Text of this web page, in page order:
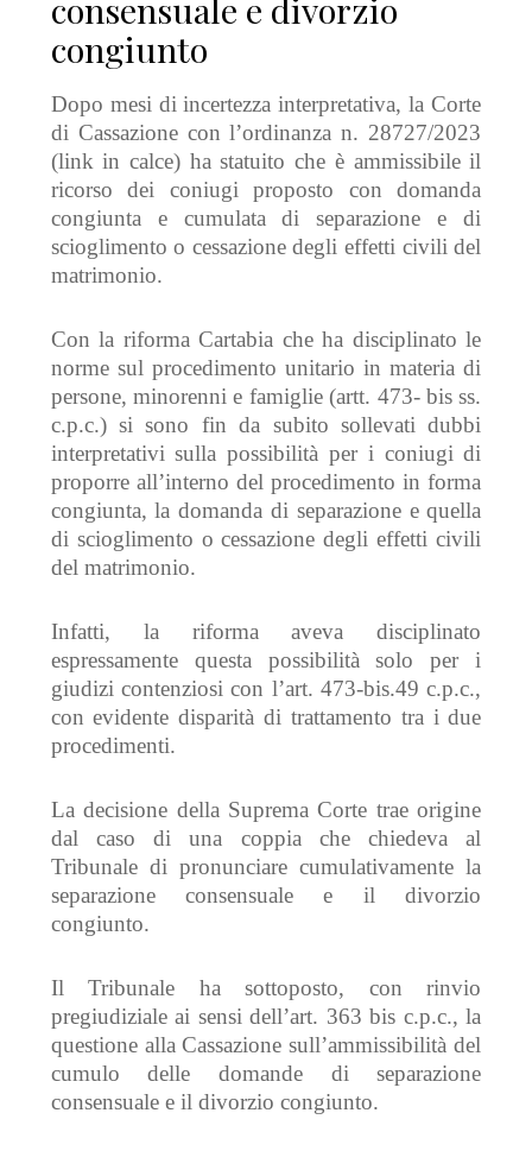
consensuale e divorzio
congiunto
Dopo mesi di incertezza interpretativa, la Corte
di Cassazione con l’ordinanza n. 28727/2023
(link in calce) ha statuito che è ammissibile il
ricorso dei coniugi proposto con domanda
congiunta e cumulata di separazione e di
scioglimento o cessazione degli effetti civili del
matrimonio.
Con la riforma Cartabia che ha disciplinato le
norme sul procedimento unitario in materia di
persone, minorenni e famiglie (artt. 473- bis ss.
c.p.c.) si sono fin da subito sollevati dubbi
interpretativi sulla possibilità per i coniugi di
proporre all’interno del procedimento in forma
congiunta, la domanda di separazione equella
di scioglimento o cessazione degli effetti civili
del matrimonio.
Infatti, la riformaaveva disciplinato
espressamente questa possibilità solo per i
giudizi contenziosi con l’art. 473-bis.49c.p.c.,
con evidente disparità di trattamento tra i due
procedimenti.
La decisione della Suprema Corte trae origine
dal casodi una coppia chechiedeva al
Tribunale di pronunciarecumulativamente la
separazione consensuale e il divorzio
congiunto.
Il Tribunale ha sottoposto, con rinvio
pregiudizialeai sensi dell’art. 363bis c.p.c., la
questione alla Cassazionesull’ammissibilità del
cumulo delle domande di separazione
consensuale e il divorzio congiunto.